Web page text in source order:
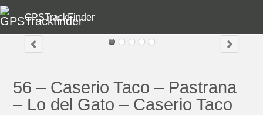
GPSTrackFinder
56 – Caserio Taco – Pastrana
– Lo del Gato – Caserio Taco